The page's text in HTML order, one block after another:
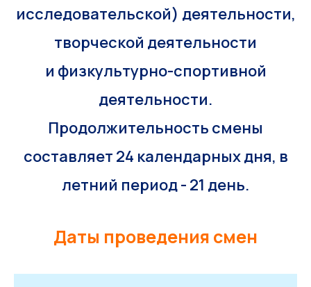
исследовательской) деятельности,
творческой деятельности
и физкультурно-спортивной
деятельности.
Продолжительность смены
составляет 24 календарных дня, в
летний период - 21 день.
Даты проведения смен